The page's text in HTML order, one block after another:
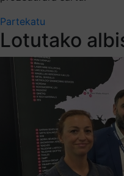
Partekatu
Lotutako